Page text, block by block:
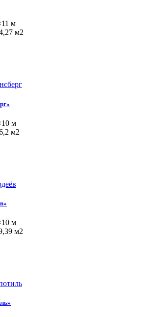
м
м2
м
м2
м
м2